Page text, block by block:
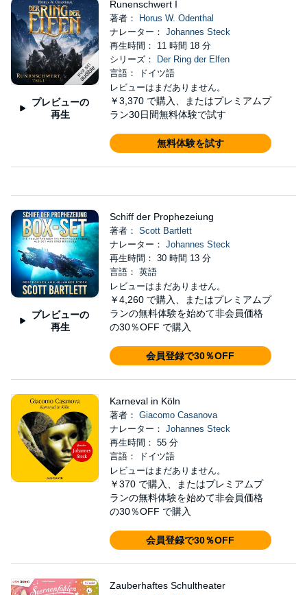
プレビューの
再生
Runenschwert I
著者：
Horus W. Odenthal
ナレーター： Johannes Steck
再生時間： 11 時間 18 分
シリーズ：
Der Ring der Elfen
言語： ドイツ語
レビューはまだありません。
￥3,370 で購入、またはプレミアムプ
ラン30日間無料体験で試す
無料体験を試す
プレビューの
再生
Schiff der Prophezeiung
著者： Scott Bartlett
ナレーター： Johannes Steck
再生時間： 30 時間 13 分
言語： 英語
レビューはまだありません。
￥4,260 で購入、またはプレミアムプ
ランの無料体験を始めて非会員価格
の30％OFF で購入
会員登録で30％OFF
Karneval in Köln
著者： Giacomo Casanova
ナレーター： Johannes Steck
再生時間： 55 分
言語： ドイツ語
レビューはまだありません。
￥370 で購入、またはプレミアムプ
ランの無料体験を始めて非会員価格
の30％OFF で購入
会員登録で30％OFF
Zauberhaftes Schultheater